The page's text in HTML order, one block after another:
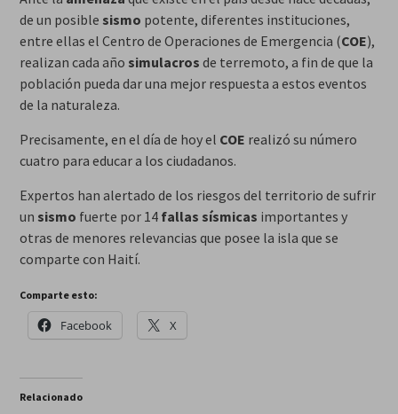
de un posible sismo potente, diferentes instituciones,
entre ellas el Centro de Operaciones de Emergencia (COE),
realizan cada año simulacros de terremoto, a fin de que la
población pueda dar una mejor respuesta a estos eventos
de la naturaleza.
Precisamente, en el día de hoy el COE realizó su número
cuatro para educar a los ciudadanos.
Expertos han alertado de los riesgos del territorio de sufrir
un sismo fuerte por 14 fallas sísmicas importantes y
otras de menores relevancias que posee la isla que se
comparte con Haití.
Comparte esto:
Facebook X
Relacionado